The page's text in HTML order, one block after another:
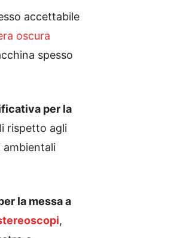
accettabile
oscura
spesso
per la
rispetto agli
la messa a
,